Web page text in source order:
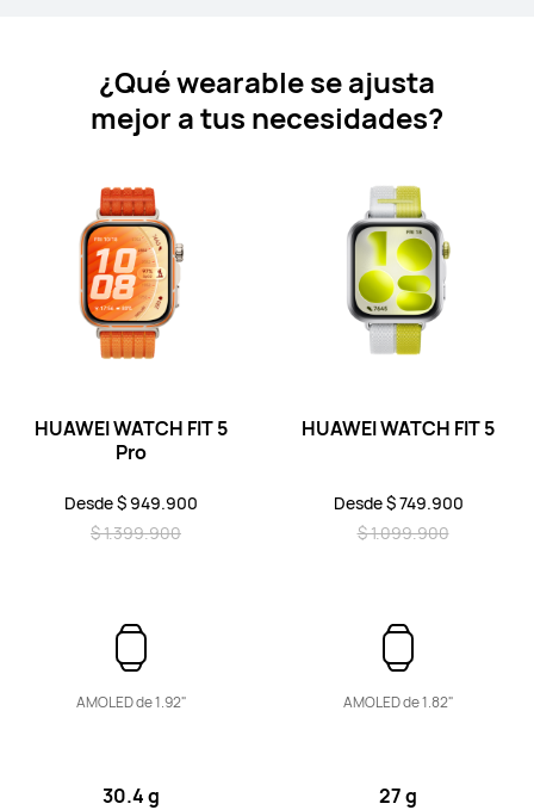
Desde $ 499.900
$ 649.900
Notificarme
HUAWEI WATCH FIT Special Edition
Conoce más
HUAWEI WATCH FIT new
HUAWEI WATCH FIT mini
¿Qué wearable se ajusta
mejor a tus necesidades?
HUAWEI WATCH FIT 5
Pro
Desde $ 949.900
$ 1.399.900
AMOLED de 1.92"
30.4 g
HUAWEI WATCH FIT 5
Desde $ 749.900
$ 1.099.900
AMOLED de 1.82"
27 g